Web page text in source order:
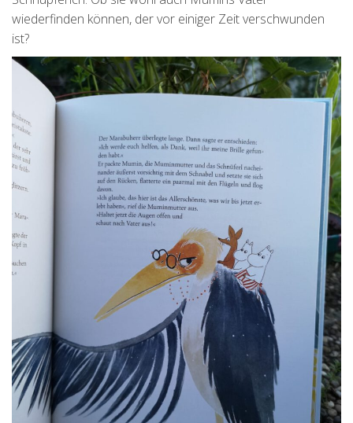
wiederfinden können, der vor einiger Zeit verschwunden
ist?